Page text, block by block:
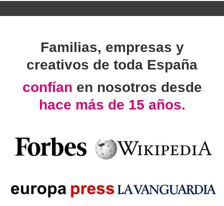
Familias, empresas y
creativos de toda España
confían en nosotros desde
hace más de 15 años.